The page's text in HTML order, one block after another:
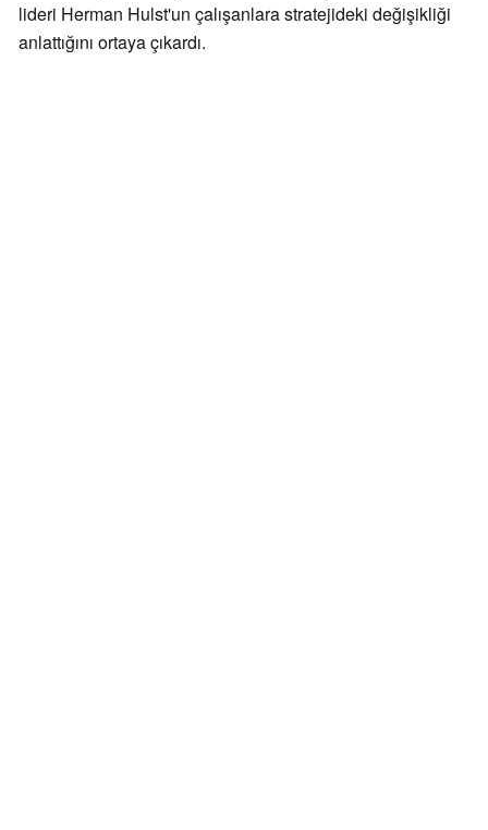
lideri Herman Hulst'un çalışanlara stratejideki değişikliği
anlattığını ortaya çıkardı.